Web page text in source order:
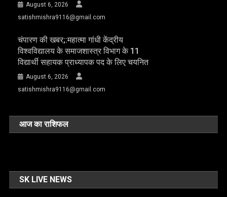
August 6, 2026
satishmishra9116@gmail.com
चंपारण की खबर;:महात्मा गांधी केंद्रीय
विश्वविद्यालय के समाजशास्त्र विभाग के 11
विद्यार्थी सहायक प्राध्यापक पद के लिए चयनित
August 6, 2026
satishmishra9116@gmail.com
आज का राशिफल
SK LIVE NEWS